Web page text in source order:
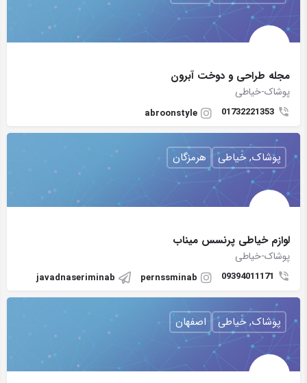
مجله طراحی و دوخت آبرون
پوشاک-خیاطی
01732221353
abroonstyle
لوازم خیاطی پرنسس میناب
پوشاک-خیاطی
09394011171
pernssminab
javadnaseriminab
پوشاک, خیاطی هرمزگان
پوشاک, خیاطی اصفهان